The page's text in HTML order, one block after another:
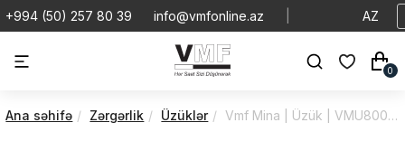
+994 (50) 257 80 39 info@vmfonline.az AZ
0
Ana səhifə Zərgərlik Üzüklər Vmf Mina | Üzük | VMU800-4.3.B/55